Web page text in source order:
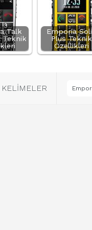
Talk
Teknik
Emporia
Plus Teknik
Özellikleri
KELİMELER